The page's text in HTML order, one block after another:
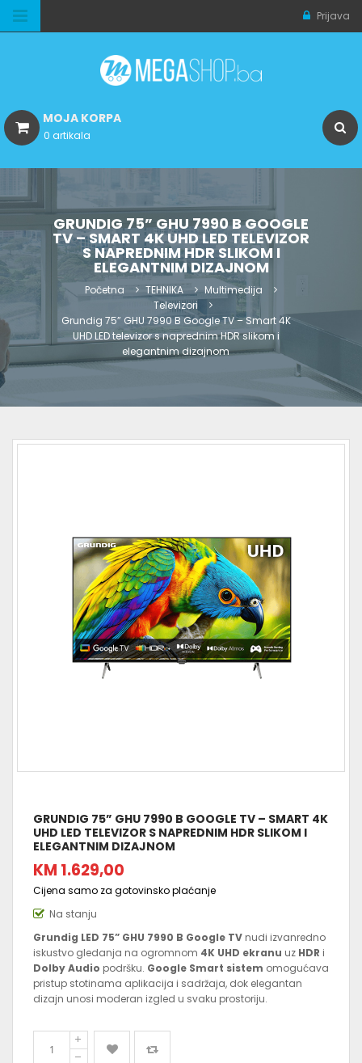
Prijava
MOJA KORPA
0 artikala
GRUNDIG 75” GHU 7990 B GOOGLE
TV – SMART 4K UHD LED TELEVIZOR
S NAPREDNIM HDR SLIKOM I
ELEGANTNIM DIZAJNOM
Početna TEHNIKA
Multimedija
Televizori
Grundig 75” GHU 7990 B Google TV – Smart 4K
UHD LED televizor s naprednim HDR slikom i
elegantnim dizajnom
GRUNDIG 75” GHU 7990 B GOOGLE TV – SMART 4K
UHD LED TELEVIZOR S NAPREDNIM HDR SLIKOM I
ELEGANTNIM DIZAJNOM
KM 1.629,00
Cijena samo za gotovinsko plaćanje
Na stanju
Grundig LED 75” GHU 7990 B Google TV nudi izvanredno
iskustvo gledanja na ogromnom 4K UHD ekranu uz HDR i
Dolby Audio podršku. Google Smart sistem omogućava
pristup stotinama aplikacija i sadržaja, dok elegantan
dizajn unosi moderan izgled u svaku prostoriju.